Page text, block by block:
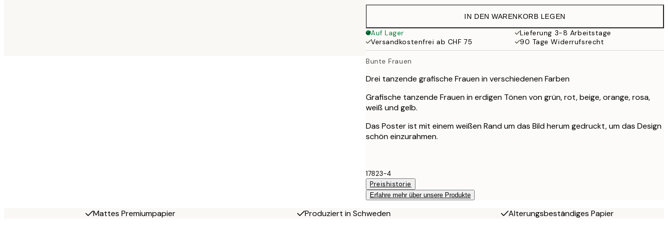
CHF 29.45
CHF 49
IN DEN WARENKORB LEGEN
Auf Lager
Lieferung 3-8 Arbeitstage
Versandkostenfrei ab CHF 75
90 Tage Widerrufsrecht
Bunte Frauen
Drei tanzende grafische Frauen in verschiedenen Farben
Grafische tanzende Frauen in erdigen Tönen von grün, rot, beige, orange, rosa,
weiß und gelb.
Das Poster ist mit einem weißen Rand um das Bild herum gedruckt, um das Design
schön einzurahmen.
17823-4
Preishistorie
Erfahre mehr über unsere Produkte
Mattes Premiumpapier Produziert in Schweden Alterungsbeständiges Papier